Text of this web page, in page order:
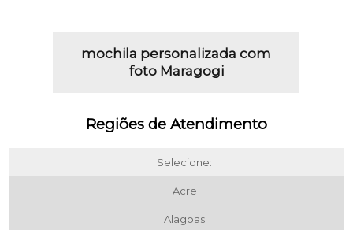
mochila personalizada com
foto Maragogi
Regiões de Atendimento
Selecione:
Acre
Alagoas